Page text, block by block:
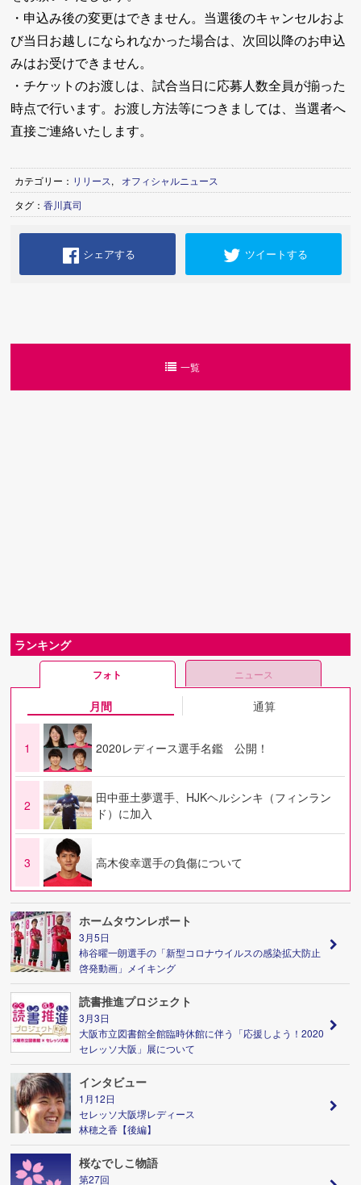
・申込み後の変更はできません。当選後のキャンセルおよ
び当日お越しになられなかった場合は、次回以降のお申込
みはお受けできません。
・チケットのお渡しは、試合当日に応募人数全員が揃った
時点で行います。お渡し方法等につきましては、当選者へ
直接ご連絡いたします。
カテゴリー： リリース,
オフィシャルニュース
タグ：香川真司
シェアする ツイートする
一覧
ランキング
フォト ニュース
月間 通算
1 2020レディース選手名鑑 公開！
2
田中亜土夢選手、HJKヘルシンキ（フィンラン
ド）に加入
3 高木俊幸選手の負傷について
ホームタウンレポート
3月5日
柿谷曜一朗選手の「新型コロナウイルスの感染拡大防止
啓発動画」メイキング
読書推進プロジェクト
3月3日
大阪市立図書館全館臨時休館に伴う「応援しよう！2020
セレッソ大阪」展について
インタビュー
1月12日
セレッソ大阪堺レディース
林穂之香【後編】
桜なでしこ物語
第27回